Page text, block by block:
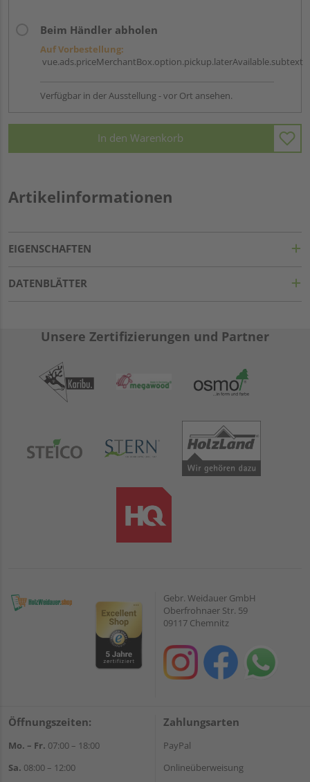
Beim Händler abholen
Auf Vorbestellung:
vue.ads.priceMerchantBox.option.pickup.laterAvailable.subtext
Verfügbar in der Ausstellung - vor Ort ansehen.
In den Warenkorb
Artikelinformationen
EIGENSCHAFTEN
DATENBLÄTTER
Unsere Zertifizierungen und Partner
Gebr. Weidauer GmbH
Oberfrohnaer Str. 59
09117 Chemnitz
Öffnungszeiten:
Mo. – Fr. 07:00 – 18:00
Sa. 08:00 – 12:00
Zahlungsarten
PayPal
Onlineüberweisung